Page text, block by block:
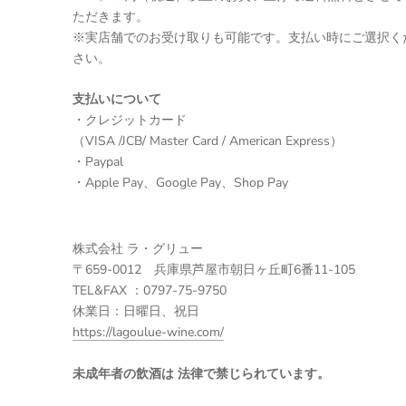
ただきます。
※実店舗でのお受け取りも可能です。支払い時にご選択く
さい。
支払いについて
・クレジットカード
（VISA /JCB/ Master Card / American Express）
・Paypal
・Apple Pay、Google Pay、Shop Pay
株式会社 ラ・グリュー
〒659-0012 兵庫県芦屋市朝日ヶ丘町6番11-105
TEL&FAX ：0797-75-9750
休業日：日曜日、祝日
https://lagoulue-wine.com/
未成年者の飲酒は 法律で禁じられています。